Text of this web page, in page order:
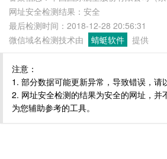
网址安全检测结果：安全
最后检测时间：2018-12-28 20:56:31
微信域名检测技术由
蜻蜓软件 提供
注意：
1. 部分数据可能更新异常，导致错误，请
2. 网址安全检测的结果为安全的网址，并
为您辅助参考的工具。